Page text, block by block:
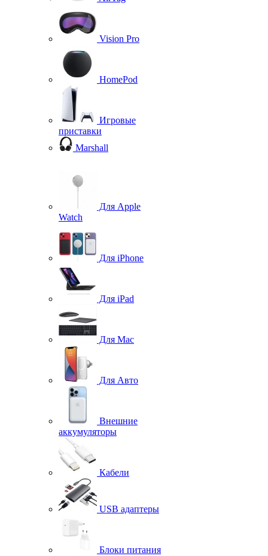
Vision Pro
HomePod
Игровые
приставки
Marshall
Для Apple
Watch
Для iPhone
Для iPad
Для Mac
Для Авто
Внешние
аккумуляторы
Кабели
USB адаптеры
Блоки питания